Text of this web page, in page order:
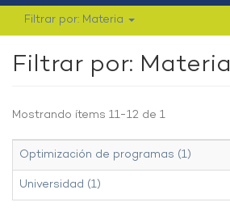
Filtrar por: Materia
Filtrar por: Materia
Mostrando ítems 11-12 de 1
Optimización de programas (1)
Universidad (1)